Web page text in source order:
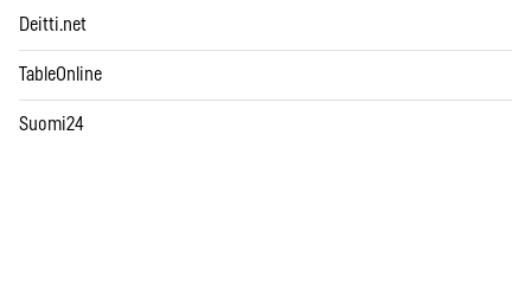
Deitti.net
TableOnline
Suomi24